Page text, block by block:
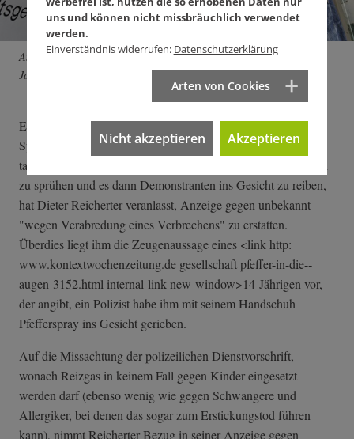
Am 25.9.2015 erstattet Reicherter Anzeige gegen unbekannt. Foto:
Joachim E. Röttgers
Eine darin enthaltene Szene, in der ein Polizist über
Sprechfunk einem anderen befiehlt, sich das an diesem Tag
tausendfach verwendete Pfefferspray zuerst in den Handschuh
zu sprühen und es dann Demonstranten ins Gesicht zu reiben,
hat Dieter Reicherter veranlasst, Anzeige gegen unbekannt
"wegen Verabredung eines Verbrechens" zu erstatten.
Überdies liegt ihm die Zeugenaussage eines <link http:
www.kontextwochenzeitung.de gesellschaft pfeffer-in-die-­
augen-3152.html internal-link-n­ew-window>14-Jä­hrigen vor,
der angibt, ein Polizist habe ihm mit seinem Handschuh
Pfefferspray ins Gesicht gerieben.
Auf die Missachtung der polizeilichen Dienstvorschrift,
wonach Reizgas in keinem Fall gegen Kinder eingesetzt
werden darf (ebenso wenig wie gegen Schwangere und
Allergiker, bei denen das sogar zum Erstickungstod führen
kann), nimmt Reicherter Bezug in seiner Anzeige gegen
uns und können nicht missbräuchlich verwendet
werden.
Einverständnis widerrufen: Datenschutzerklärung
Arten von Cookies
Nicht akzeptieren Akzeptieren